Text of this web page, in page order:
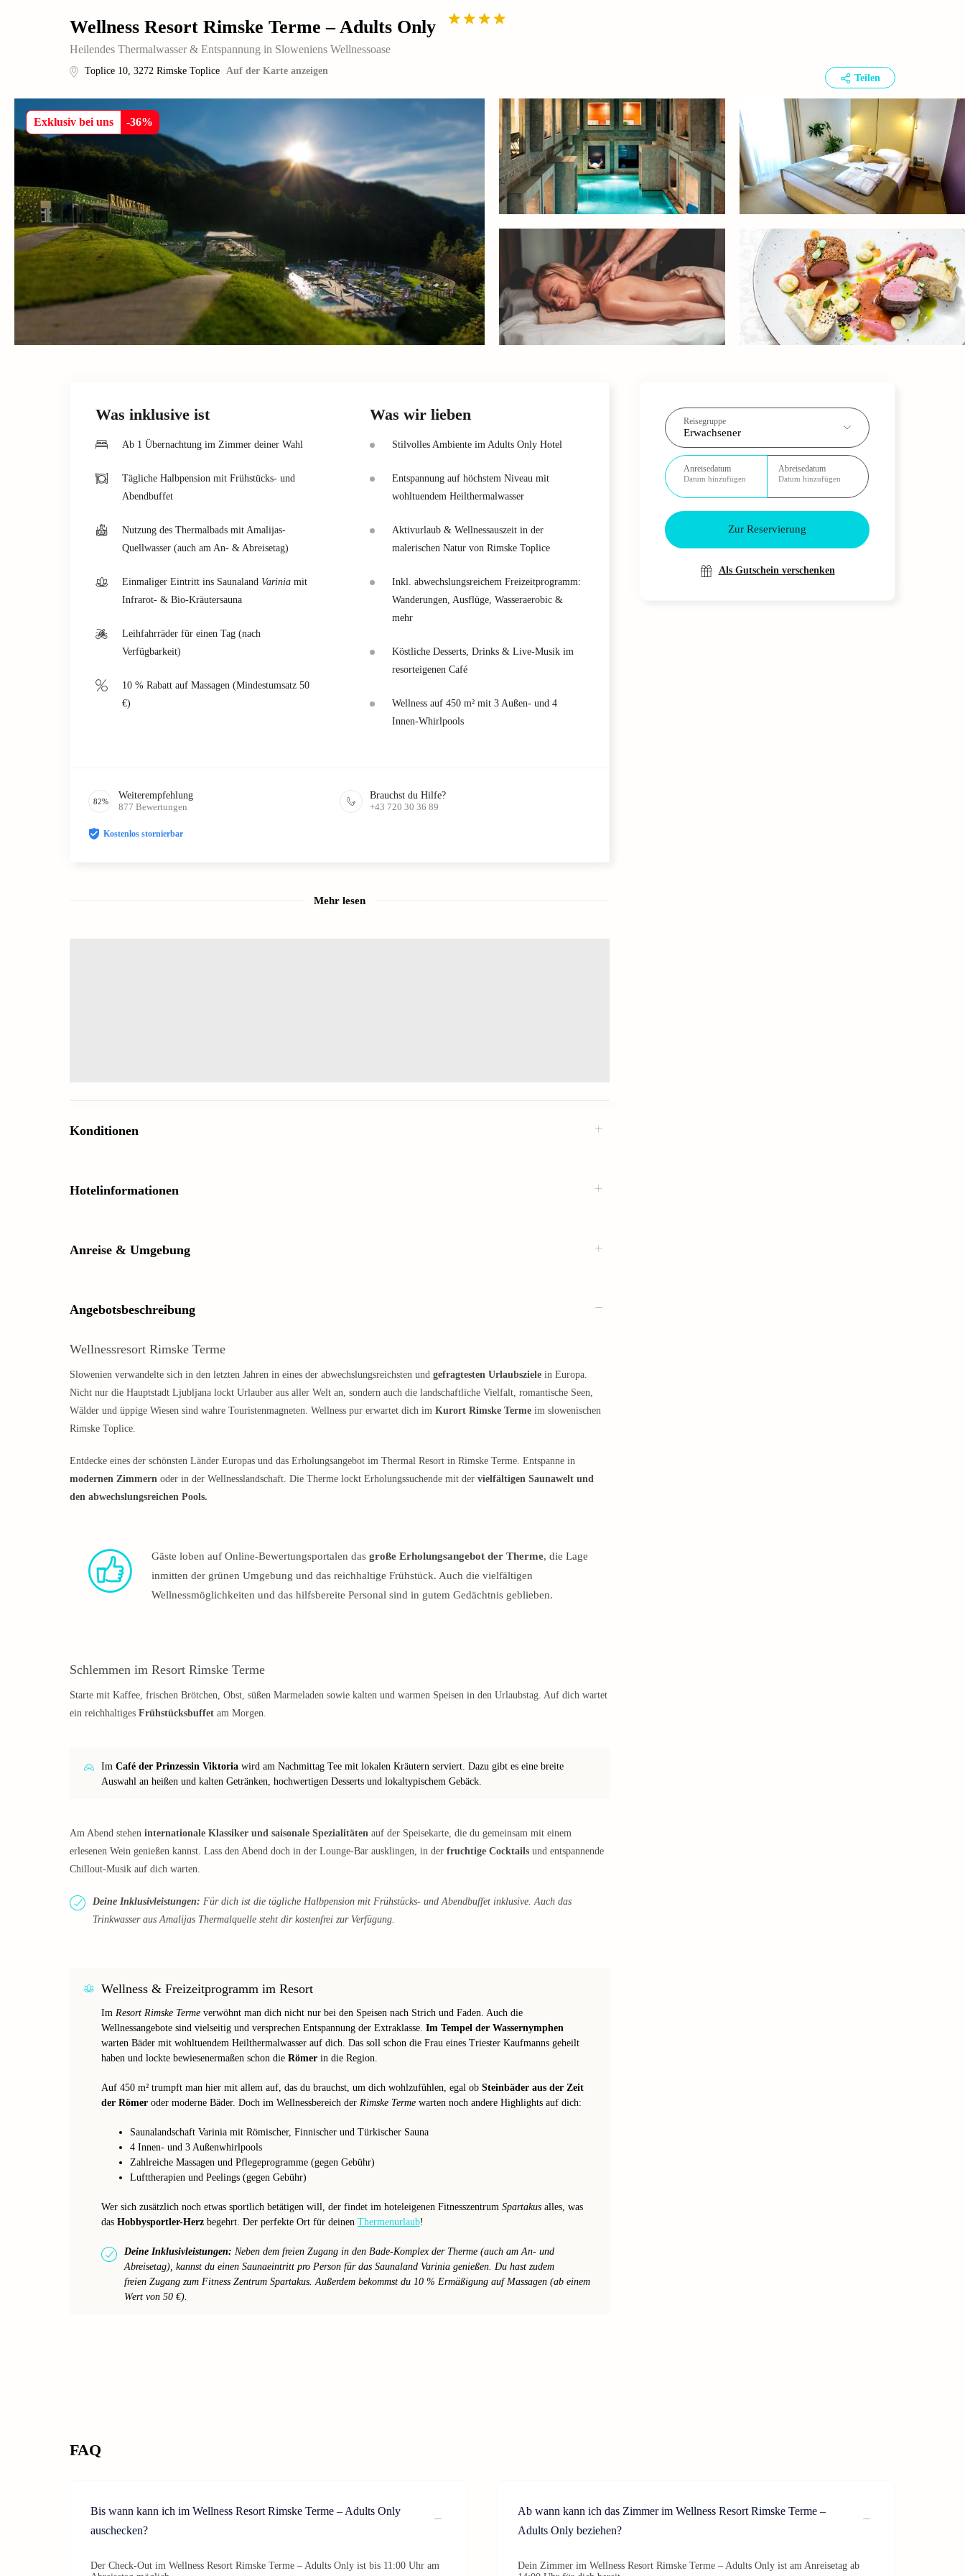
Wellness Resort Rimske Terme – Adults Only
Heilendes Thermalwasser & Entspannung in Sloweniens Wellnessoase
Toplice 10, 3272 Rimske Toplice Auf der Karte anzeigen
Teilen
Exklusiv bei uns -36%
Reisegruppe
Erwachsener
Anreisedatum
Datum hinzufügen
Abreisedatum
Datum hinzufügen
Zur Reservierung
Als Gutschein verschenken
Was inklusive ist
Ab 1 Übernachtung im Zimmer deiner Wahl
Tägliche Halbpension mit Frühstücks- und
Abendbuffet
Nutzung des Thermalbads mit Amalijas-
Quellwasser (auch am An- & Abreisetag)
Einmaliger Eintritt ins Saunaland Varinia mit
Infrarot- & Bio-Kräutersauna
Leihfahrräder für einen Tag (nach
Verfügbarkeit)
10 % Rabatt auf Massagen (Mindestumsatz 50
€)
Was wir lieben
Stilvolles Ambiente im Adults Only Hotel
Entspannung auf höchstem Niveau mit
wohltuendem Heilthermalwasser
Aktivurlaub & Wellnessauszeit in der
malerischen Natur von Rimske Toplice
Inkl. abwechslungsreichem Freizeitprogramm:
Wanderungen, Ausflüge, Wasseraerobic &
mehr
Köstliche Desserts, Drinks & Live-Musik im
resorteigenen Café
Wellness auf 450 m² mit 3 Außen- und 4
Innen-Whirlpools
82%
Weiterempfehlung
877 Bewertungen
Brauchst du Hilfe?
+43 720 30 36 89
Kostenlos stornierbar
Mehr lesen
Konditionen
Hotelinformationen
Anreise & Umgebung
Angebotsbeschreibung
Wellnessresort Rimske Terme
Slowenien verwandelte sich in den letzten Jahren in eines der abwechslungsreichsten und gefragtesten Urlaubsziele in Europa.
Nicht nur die Hauptstadt Ljubljana lockt Urlauber aus aller Welt an, sondern auch die landschaftliche Vielfalt, romantische Seen,
Wälder und üppige Wiesen sind wahre Touristenmagneten. Wellness pur erwartet dich im Kurort Rimske Terme im slowenischen
Rimske Toplice.
Entdecke eines der schönsten Länder Europas und das Erholungsangebot im Thermal Resort in Rimske Terme. Entspanne in
modernen Zimmern oder in der Wellnesslandschaft. Die Therme lockt Erholungssuchende mit der vielfältigen Saunawelt und
den abwechslungsreichen Pools.
Gäste loben auf Online-Bewertungsportalen das große Erholungsangebot der Therme, die Lage
inmitten der grünen Umgebung und das reichhaltige Frühstück. Auch die vielfältigen
Wellnessmöglichkeiten und das hilfsbereite Personal sind in gutem Gedächtnis geblieben.
Schlemmen im Resort Rimske Terme
Starte mit Kaffee, frischen Brötchen, Obst, süßen Marmeladen sowie kalten und warmen Speisen in den Urlaubstag. Auf dich wartet
ein reichhaltiges Frühstücksbuffet am Morgen.
Im Café der Prinzessin Viktoria wird am Nachmittag Tee mit lokalen Kräutern serviert. Dazu gibt es eine breite
Auswahl an heißen und kalten Getränken, hochwertigen Desserts und lokaltypischem Gebäck.
Am Abend stehen internationale Klassiker und saisonale Spezialitäten auf der Speisekarte, die du gemeinsam mit einem
erlesenen Wein genießen kannst. Lass den Abend doch in der Lounge-Bar ausklingen, in der fruchtige Cocktails und entspannende
Chillout-Musik auf dich warten.
Deine Inklusivleistungen: Für dich ist die tägliche Halbpension mit Frühstücks- und Abendbuffet inklusive. Auch das
Trinkwasser aus Amalijas Thermalquelle steht dir kostenfrei zur Verfügung.
Wellness & Freizeitprogramm im Resort
Im Resort Rimske Terme verwöhnt man dich nicht nur bei den Speisen nach Strich und Faden. Auch die
Wellnessangebote sind vielseitig und versprechen Entspannung der Extraklasse. Im Tempel der Wassernymphen
warten Bäder mit wohltuendem Heilthermalwasser auf dich. Das soll schon die Frau eines Triester Kaufmanns geheilt
haben und lockte bewiesenermaßen schon die Römer in die Region.
Auf 450 m² trumpft man hier mit allem auf, das du brauchst, um dich wohlzufühlen, egal ob Steinbäder aus der Zeit
der Römer oder moderne Bäder. Doch im Wellnessbereich der Rimske Terme warten noch andere Highlights auf dich:
Saunalandschaft Varinia mit Römischer, Finnischer und Türkischer Sauna
4 Innen- und 3 Außenwhirlpools
Zahlreiche Massagen und Pflegeprogramme (gegen Gebühr)
Lufttherapien und Peelings (gegen Gebühr)
Wer sich zusätzlich noch etwas sportlich betätigen will, der findet im hoteleigenen Fitnesszentrum Spartakus alles, was
das Hobbysportler-Herz begehrt. Der perfekte Ort für deinen Thermenurlaub!
Deine Inklusivleistungen: Neben dem freien Zugang in den Bade-Komplex der Therme (auch am An- und
Abreisetag), kannst du einen Saunaeintritt pro Person für das Saunaland Varinia genießen. Du hast zudem
freien Zugang zum Fitness Zentrum Spartakus. Außerdem bekommst du 10 % Ermäßigung auf Massagen (ab einem
Wert von 50 €).
FAQ
Bis wann kann ich im Wellness Resort Rimske Terme – Adults Only
auschecken?
Der Check-Out im Wellness Resort Rimske Terme – Adults Only ist bis 11:00 Uhr am
Ab wann kann ich das Zimmer im Wellness Resort Rimske Terme –
Adults Only beziehen?
Dein Zimmer im Wellness Resort Rimske Terme – Adults Only ist am Anreisetag ab